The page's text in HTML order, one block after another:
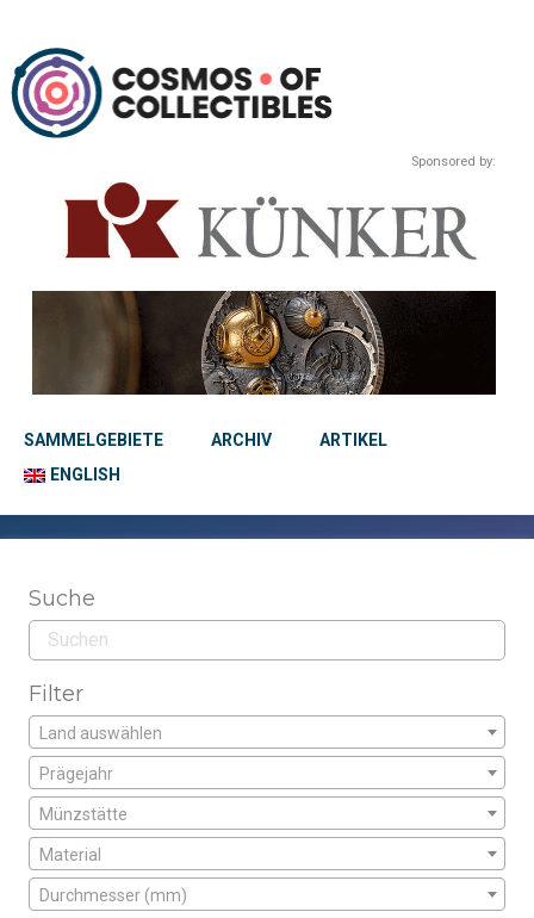
Sponsored by:
SAMMELGEBIETE ARCHIV
ARTIKEL
ENGLISH
Suche
Filter
Land auswählen
Prägejahr
Münzstätte
Material
Durchmesser (mm)